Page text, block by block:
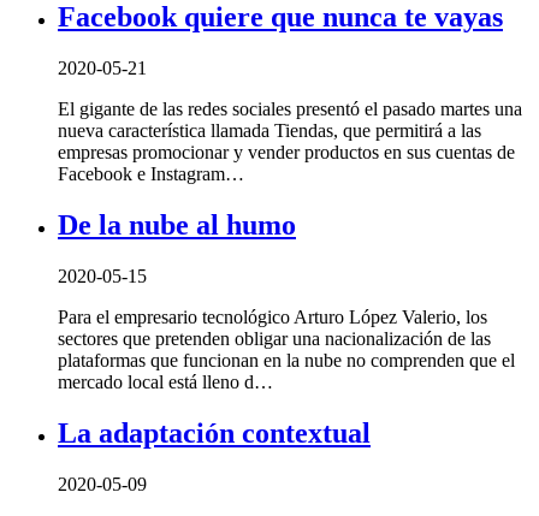
Facebook quiere que nunca te vayas
2020-05-21
El gigante de las redes sociales presentó el pasado martes una
nueva característica llamada Tiendas, que permitirá a las
empresas promocionar y vender productos en sus cuentas de
Facebook e Instagram…
De la nube al humo
2020-05-15
Para el empresario tecnológico Arturo López Valerio, los
sectores que pretenden obligar una nacionalización de las
plataformas que funcionan en la nube no comprenden que el
mercado local está lleno d…
La adaptación contextual
2020-05-09